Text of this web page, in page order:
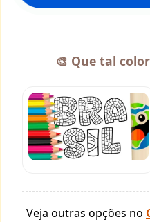
🎨 Que tal
Veja outras opções no